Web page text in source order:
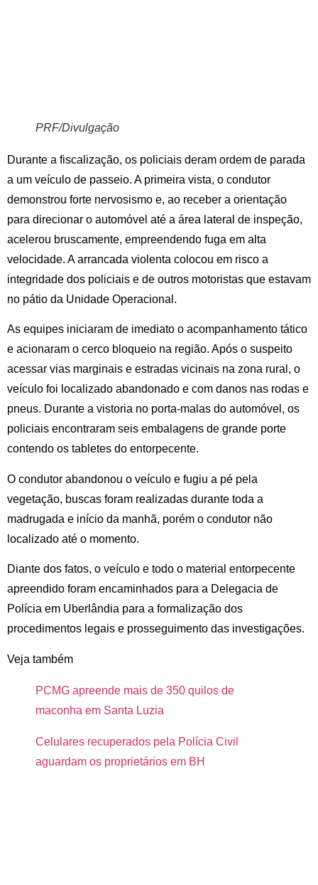
PRF/Divulgação
Durante a fiscalização, os policiais deram ordem de parada
a um veículo de passeio. A primeira vista, o condutor
demonstrou forte nervosismo e, ao receber a orientação
para direcionar o automóvel até a área lateral de inspeção,
acelerou bruscamente, empreendendo fuga em alta
velocidade. A arrancada violenta colocou em risco a
integridade dos policiais e de outros motoristas que estavam
no pátio da Unidade Operacional.
As equipes iniciaram de imediato o acompanhamento tático
e acionaram o cerco bloqueio na região. Após o suspeito
acessar vias marginais e estradas vicinais na zona rural, o
veículo foi localizado abandonado e com danos nas rodas e
pneus. Durante a vistoria no porta-malas do automóvel, os
policiais encontraram seis embalagens de grande porte
contendo os tabletes do entorpecente.
O condutor abandonou o veículo e fugiu a pé pela
vegetação, buscas foram realizadas durante toda a
madrugada e início da manhã, porém o condutor não
localizado até o momento.
Diante dos fatos, o veículo e todo o material entorpecente
apreendido foram encaminhados para a Delegacia de
Polícia em Uberlândia para a formalização dos
procedimentos legais e prosseguimento das investigações.
Veja também
PCMG apreende mais de 350 quilos de
maconha em Santa Luzia
Celulares recuperados pela Polícia Civil
aguardam os proprietários em BH